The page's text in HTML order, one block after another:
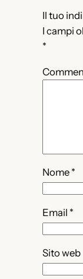
Il tuo
I campi
*
Nome *
Email *
Sito web